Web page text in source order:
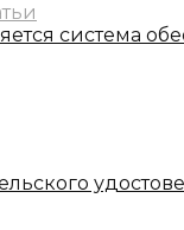
система